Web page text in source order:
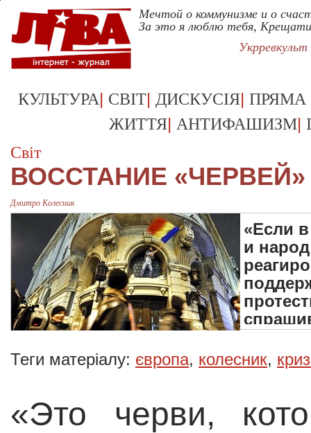
Мечтой о коммунизме и о
За это я люблю тебя,
КУЛЬТУРА| СВІТ| ДИСКУСІЯ| ПРЯМА
ЖИТТЯ| АНТИФАШИЗМ|
Світ
ВОССТАНИЕ «ЧЕРВЕЙ»
Дмитро Колесник
«Если
и
Теги матеріалу: європа, колесник,
«Это черви,